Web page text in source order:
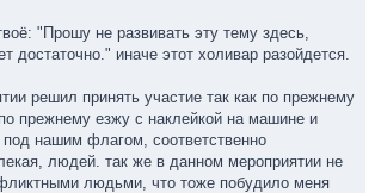
"Прошу не развивать эту тему здесь,
достаточно." иначе этот холивар разойдется.
решил принять участие так как по прежнему
прежнему езжу с наклейкой на машине и
под нашим флагом, соответственно
людей. так же в данном мероприятии не
людьми, что тоже побудило меня